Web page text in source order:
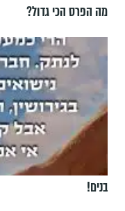
מה הפרס הכי גדול?
בנים!